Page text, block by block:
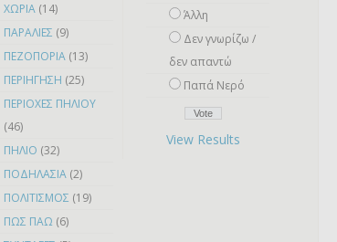
ΧΩΡΙΑ (14)
ΠΑΡΑΛΙΕΣ (9)
ΠΕΖΟΠΟΡΙΑ (13)
ΠΕΡΙΗΓΗΣΗ (25)
ΠΕΡΙΟΧΕΣ ΠΗΛΙΟΥ
(46)
ΠΗΛΙΟ (32)
ΠΟΔΗΛΑΣΙΑ (2)
ΠΟΛΙΤΙΣΜΟΣ (19)
ΠΩΣ ΠΑΩ (6)
Άλλη
Δεν γνωρίζω /
δεν απαντώ
Παπά Νερό
View Results